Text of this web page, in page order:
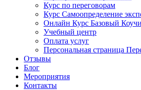
Курс по переговорам
Курс Самоопределение
Онлайн Курс Базовый
Учебный центр
Оплата услуг
Персональная страница
Отзывы
Блог
Мероприятия
Контакты